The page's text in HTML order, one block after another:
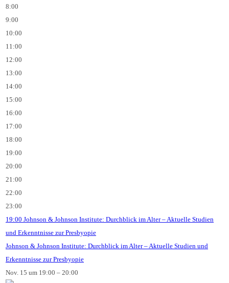
8:00
9:00
10:00
11:00
12:00
13:00
14:00
15:00
16:00
17:00
18:00
19:00
20:00
21:00
22:00
23:00
19:00 Johnson & Johnson Institute: Durchblick im Alter – Aktuelle Studien
und Erkenntnisse zur Presbyopie
Johnson & Johnson Institute: Durchblick im Alter – Aktuelle Studien und
Erkenntnisse zur Presbyopie
Nov. 15 um 19:00 – 20:00